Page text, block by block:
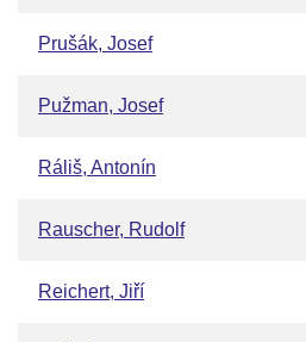
Prušák, Josef
Pužman, Josef
Ráliš, Antonín
Rauscher, Rudolf
Reichert, Jiří